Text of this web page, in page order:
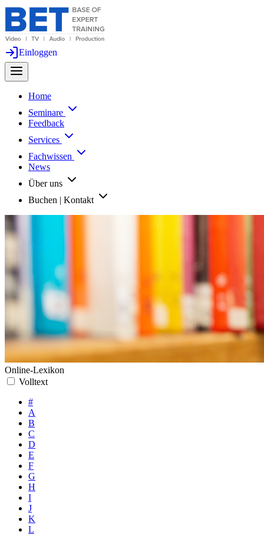
Einloggen
Home
Seminare
Feedback
Services
Fachwissen
News
Über uns
Buchen | Kontakt
Online-Lexikon
Volltext
#
A
B
C
D
E
F
G
H
I
J
K
L